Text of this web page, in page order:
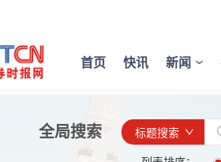
首页 快讯 新闻
全局搜索
标题搜索